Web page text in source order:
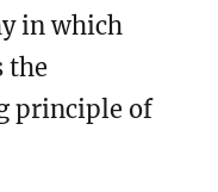
in which
the
principle of